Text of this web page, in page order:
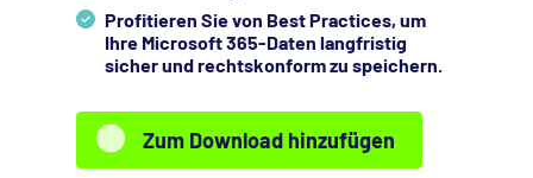
Profitieren Sie von Best Practices, um
Ihre Microsoft 365-Daten langfristig
sicher und rechtskonform zu speichern.
Zum Download hinzufügen